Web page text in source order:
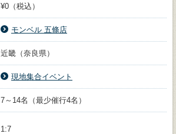
¥0（税込）
モンベル 五條店
近畿（奈良県）
現地集合イベント
7～14名（最少催行4名）
1:7